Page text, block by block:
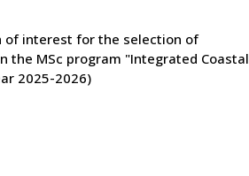
of interest for the selection of
the MSc program "Integrated Coastal
2025-2026)